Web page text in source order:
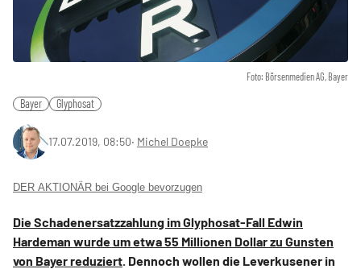
Foto: Börsenmedien AG, Bayer
Bayer Glyphosat
17.07.2019, 08:50‧ Michel Doepke
DER AKTIONÄR bei Google bevorzugen
Die Schadenersatzzahlung im Glyphosat-Fall Edwin
Hardeman wurde um etwa 55 Millionen Dollar zu Gunsten
von Bayer reduziert. Dennoch wollen die Leverkusener in